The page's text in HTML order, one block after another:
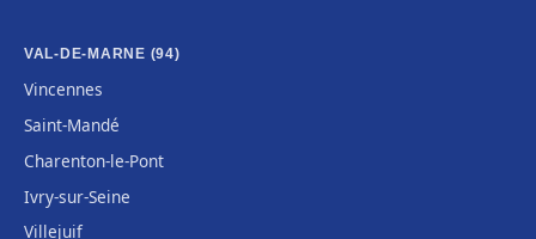
VAL-DE-MARNE (94)
Vincennes
Saint-Mandé
Charenton-le-Pont
Ivry-sur-Seine
Villejuif